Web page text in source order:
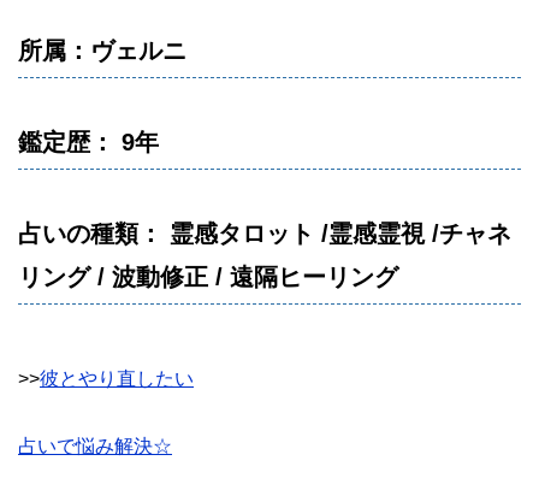
所属：ヴェルニ
鑑定歴： 9年
占いの種類： 霊感タロット /霊感霊視 /チャネ
リング / 波動修正 / 遠隔ヒーリング
>>彼とやり直したい
占いで悩み解決☆